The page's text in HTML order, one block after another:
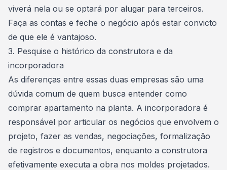
viverá nela ou se optará por alugar para terceiros.
Faça as contas e feche o negócio após estar convicto
de que ele é vantajoso.
3. Pesquise o histórico da construtora e da
incorporadora
As diferenças entre essas duas empresas são uma
dúvida comum de quem busca entender como
comprar apartamento na planta. A incorporadora é
responsável por articular os negócios que envolvem o
projeto, fazer as vendas, negociações, formalização
de registros e documentos, enquanto a construtora
efetivamente executa a obra nos moldes projetados.